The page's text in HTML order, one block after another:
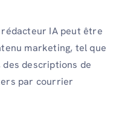
IA peut être
marketing, tel que
descriptions de
par courrier